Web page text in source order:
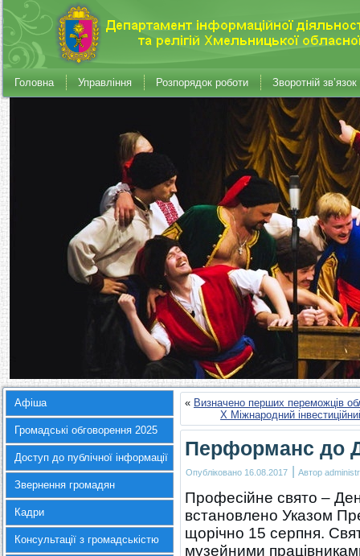
Головна Управління Розпорядок роботи Зворотній зв’язок
Афіша
Громадські обговорення 2025
Доступ до публічної інформації
Звернення громадян
Кадри
Консультації з громадськістю
« Визначено перших переможців
Х Міжнародний
Перформанс до
Опубліковано 16.08.2017 | Автор
Професійне свято –
встановлено Указом
щорічно 15 серпня.
музейними